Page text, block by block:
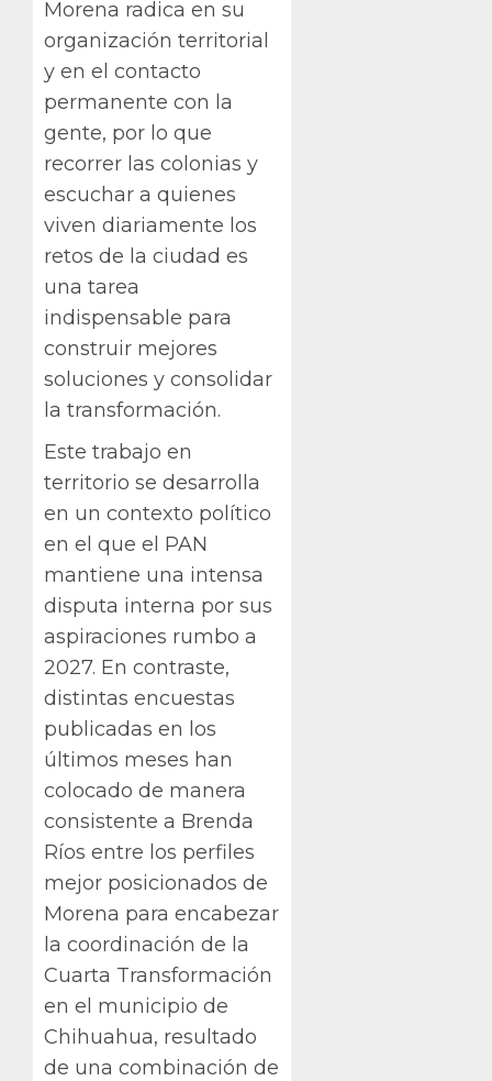
Morena radica en su
organización territorial
y en el contacto
permanente con la
gente, por lo que
recorrer las colonias y
escuchar a quienes
viven diariamente los
retos de la ciudad es
una tarea
indispensable para
construir mejores
soluciones y consolidar
la transformación.
Este trabajo en
territorio se desarrolla
en un contexto político
en el que el PAN
mantiene una intensa
disputa interna por sus
aspiraciones rumbo a
2027. En contraste,
distintas encuestas
publicadas en los
últimos meses han
colocado de manera
consistente a Brenda
Ríos entre los perfiles
mejor posicionados de
Morena para encabezar
la coordinación de la
Cuarta Transformación
en el municipio de
Chihuahua, resultado
de una combinación de